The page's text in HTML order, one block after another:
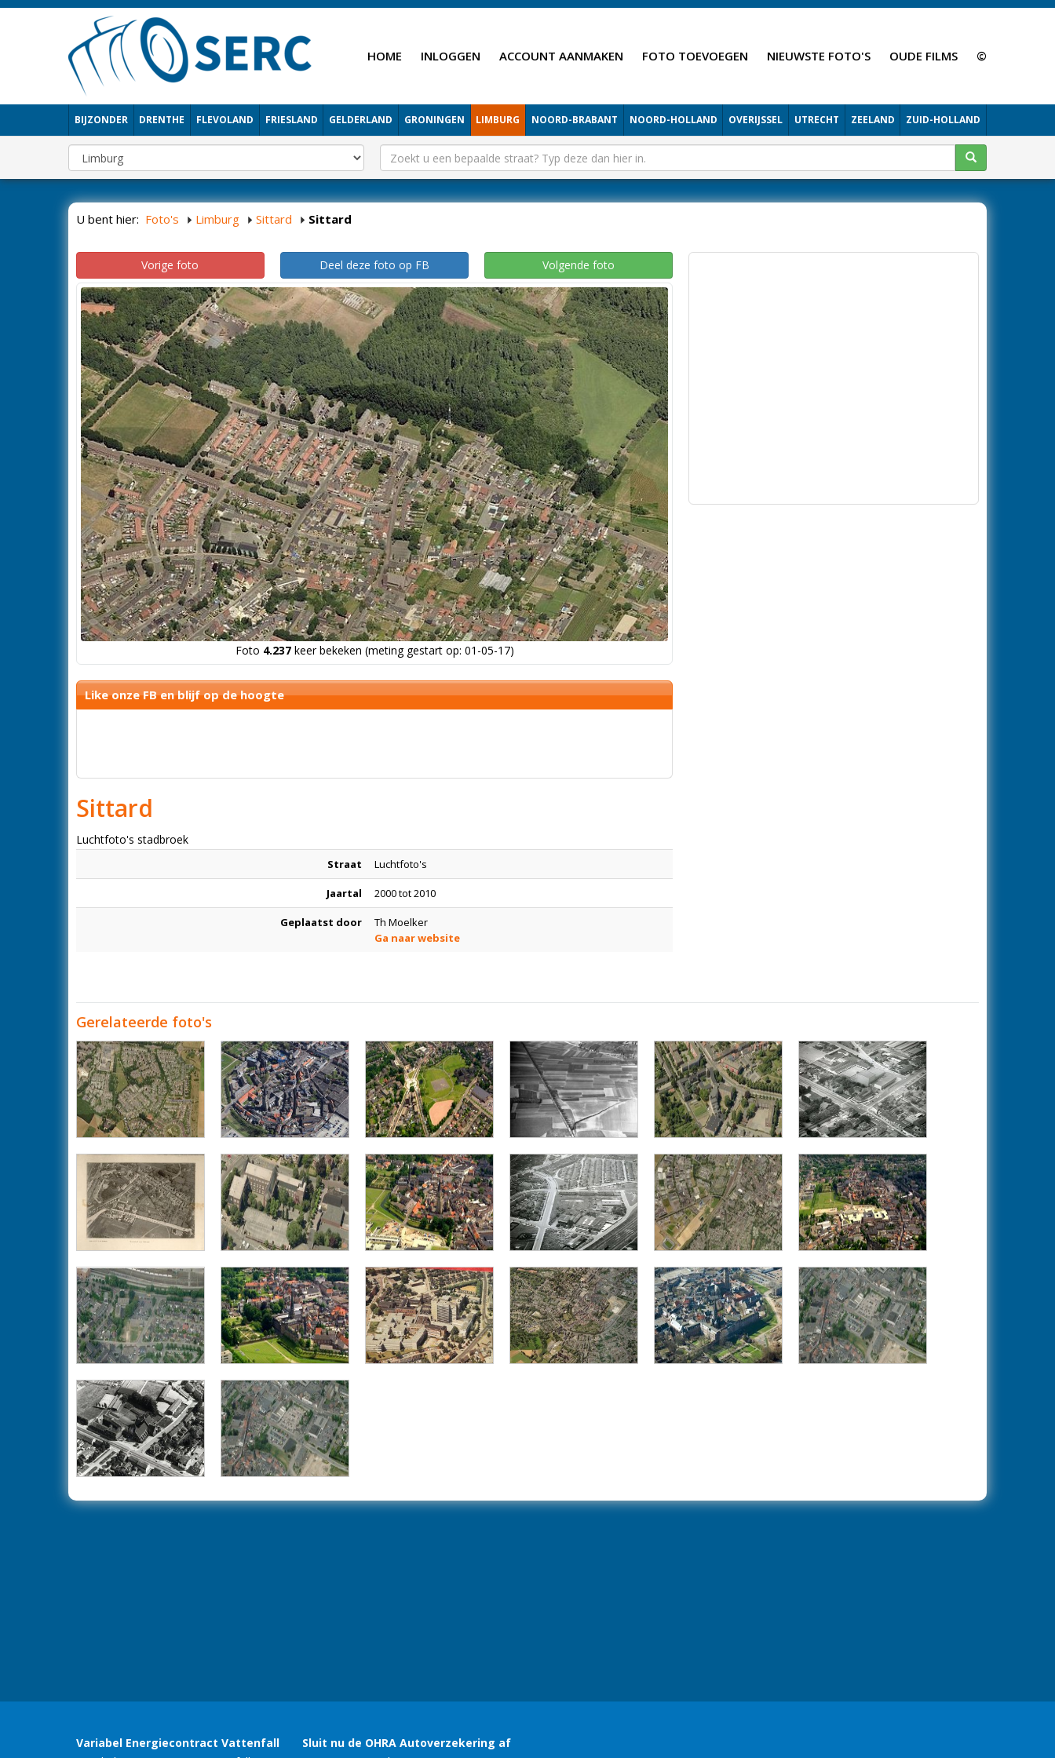
HOME INLOGGEN ACCOUNT AANMAKEN FOTO TOEVOEGEN NIEUWSTE FOTO'S OUDE FILMS ©
BIJZONDER DRENTHE FLEVOLAND FRIESLAND GELDERLAND GRONINGEN LIMBURG NOORD-BRABANT NOORD-HOLLAND OVERIJSSEL UTRECHT ZEELAND ZUID-HOLLAND
U bent hier: Foto's Limburg Sittard Sittard
Vorige foto Deel deze foto op FB Volgende foto
Foto 4.237keer bekeken (meting gestart op: 01-05-17)
Like onze FB en blijf op de hoogte
Sittard
Luchtfoto's stadbroek
Straat Luchtfoto's
Jaartal 2000 tot 2010
Geplaatst door
Th Moelker
Ga naar website
Gerelateerde foto's